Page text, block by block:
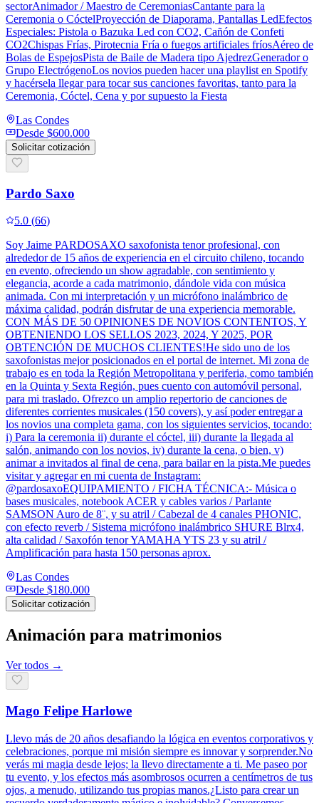
sectorAnimador / Maestro de CeremoniasCantante para la
Ceremonia o CóctelProyección de Diaporama, Pantallas LedEfectos
Especiales: Pistola o Bazuka Led con CO2, Cañón de Confeti
CO2Chispas Frías, Pirotecnia Fría o fuegos artificiales fríosAéreo de
Bolas de EspejosPista de Baile de Madera tipo AjedrezGenerador o
Grupo ElectrógenoLos novios pueden hacer una playlist en Spotify
y hacérsela llegar para tocar sus canciones favoritas, tanto para la
Ceremonia, Cóctel, Cena y por supuesto la Fiesta
Las Condes
Desde $600.000
Solicitar cotización
Pardo Saxo
5.0 (66)
Soy Jaime PARDOSAXO saxofonista tenor profesional, con
alrededor de 15 años de experiencia en el circuito chileno, tocando
en evento, ofreciendo un show agradable, con sentimiento y
elegancia, acorde a cada matrimonio, dándole vida con música
animada. Con mi interpretación y un micrófono inalámbrico de
máxima calidad, podrán disfrutar de una experiencia memorable.
CON MÁS DE 50 OPINIONES DE NOVIOS CONTENTOS, Y
OBTENIENDO LOS SELLOS 2023, 2024, Y 2025, POR
OBTENCIÓN DE MUCHOS CLIENTES!He sido uno de los
saxofonistas mejor posicionados en el portal de internet. Mi zona de
trabajo es en toda la Región Metropolitana y periferia, como también
en la Quinta y Sexta Región, pues cuento con automóvil personal,
para mi traslado. Ofrezco un amplio repertorio de canciones de
diferentes corrientes musicales (150 covers), y así poder entregar a
los novios una completa gama, con los siguientes servicios, tocando:
i) Para la ceremonia ii) durante el cóctel, iii) durante la llegada al
salón, animando con los novios, iv) durante la cena, o bien, v)
animar a invitados al final de cena, para bailar en la pista.Me puedes
visitar y agregar en mi cuenta de Instagram:
@pardosaxoEQUIPAMIENTO / FICHA TÉCNICA:- Música o
bases musicales, notebook ACER y cables varios / Parlante
SAMSON Auro de 8¨, y su atril / Cabezal de 4 canales PHONIC,
con efecto reverb / Sistema micrófono inalámbrico SHURE Blrx4,
alta calidad / Saxofón tenor YAMAHA YTS 23 y su atril /
Amplificación para hasta 150 personas aprox.
Las Condes
Desde $180.000
Solicitar cotización
Animación para matrimonios
Ver todos →
Mago Felipe Harlowe
Llevo más de 20 años desafiando la lógica en eventos corporativos y
celebraciones, porque mi misión siempre es innovar y sorprender.No
verás mi magia desde lejos; la llevo directamente a ti. Me paseo por
tu evento, y los efectos más asombrosos ocurren a centímetros de tus
ojos, a menudo, utilizando tus propias manos.¿Listo para crear un